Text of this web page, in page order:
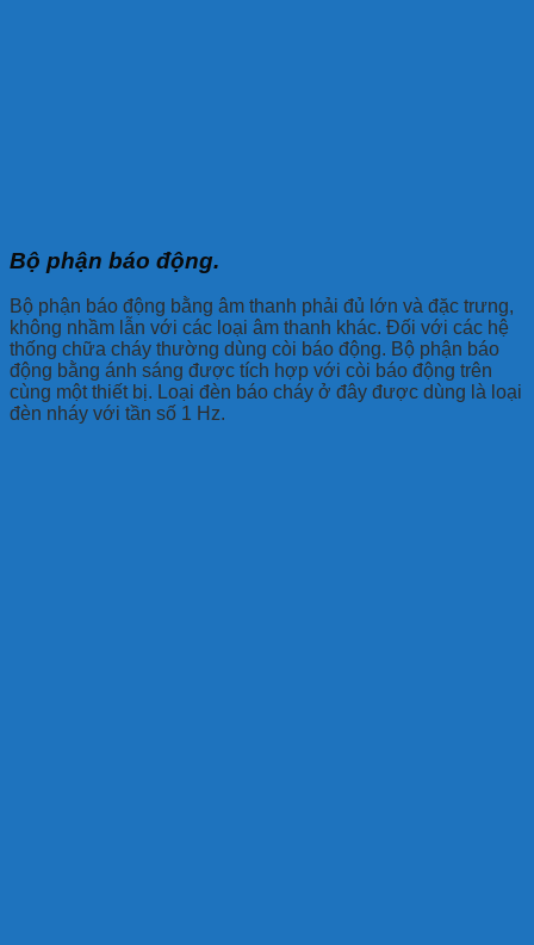
Bộ phận báo động.
Bộ phận báo động bằng âm thanh phải đủ lớn và đặc trưng,
không nhầm lẫn với các loại âm thanh khác. Đối với các hệ
thống chữa cháy thường dùng còi báo động. Bộ phận báo
động bằng ánh sáng được tích hợp với còi báo động trên
cùng một thiết bị. Loại đèn báo cháy ở đây được dùng là loại
đèn nháy với tần số 1 Hz.